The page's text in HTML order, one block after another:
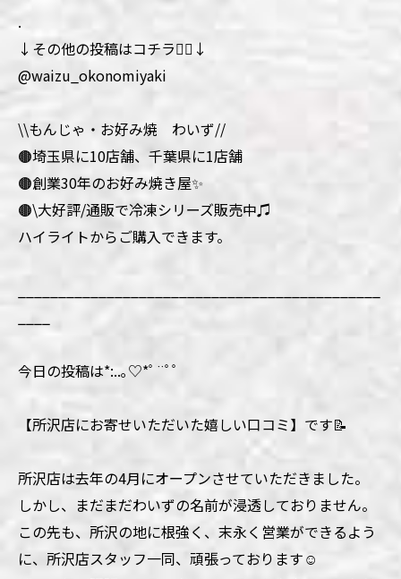
.
↓その他の投稿はコチラ💁‍♀️↓
@waizu_okonomiyaki
\\もんじゃ・お好み焼 わいず//
🟤埼玉県に10店舗、千葉県に1店舗
🟤創業30年のお好み焼き屋✨
🟤\大好評/通販で冷凍シリーズ販売中♫
ハイライトからご購入できます。
今日の投稿は*:..｡♡*ﾟ¨ﾟﾟ
【所沢店にお寄せいただいた嬉しい口コミ】です📝
所沢店は去年の4月にオープンさせていただきました。
しかし、まだまだわいずの名前が浸透しておりません。
この先も、所沢の地に根強く、末永く営業ができるよう
に、所沢店スタッフ一同、頑張っております☺️